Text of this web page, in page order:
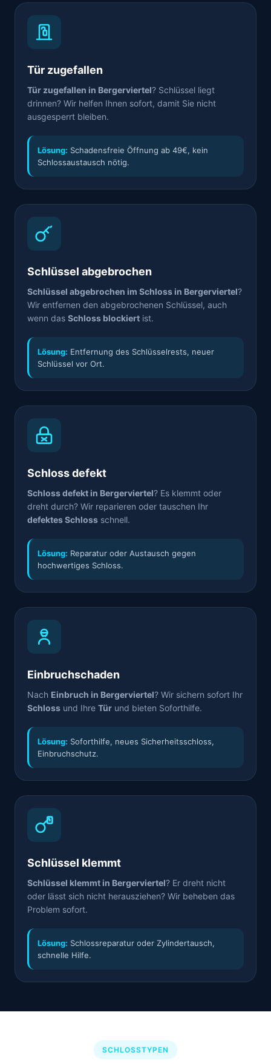
Tür zugefallen
Tür zugefallen in Bergerviertel? Schlüssel liegt
drinnen? Wir helfen Ihnen sofort, damit Sie nicht
ausgesperrt bleiben.
Lösung: Schadensfreie Öffnung ab 49€, kein
Schlossaustausch nötig.
Schlüssel abgebrochen
Schlüssel abgebrochen im Schloss in Bergerviertel?
Wir entfernen den abgebrochenen Schlüssel, auch
wenn das Schloss blockiert ist.
Lösung: Entfernung des Schlüsselrests, neuer
Schlüssel vor Ort.
Schloss defekt
Schloss defekt in Bergerviertel? Es klemmt oder
dreht durch? Wir reparieren oder tauschen Ihr
defektes Schloss schnell.
Lösung: Reparatur oder Austausch gegen
hochwertiges Schloss.
Einbruchschaden
Nach Einbruch in Bergerviertel? Wir sichern sofort Ihr
Schloss und Ihre Tür und bieten Soforthilfe.
Lösung: Soforthilfe, neues Sicherheitsschloss,
Einbruchschutz.
Schlüssel klemmt
Schlüssel klemmt in Bergerviertel? Er dreht nicht
oder lässt sich nicht herausziehen? Wir beheben das
Problem sofort.
Lösung: Schlossreparatur oder Zylindertausch,
schnelle Hilfe.
SCHLOSSTYPEN